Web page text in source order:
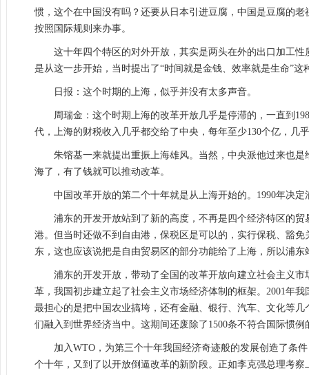
惯，这个在中国没有吗？还要从日本引进豆腐，中国是豆腐的
按照国际规则来办事。
这十年四个特区的对外开放，其实是两头在外的出口加工
是从这一步开始，当时提出了“时间就是金钱、效率就是生命”这
日报：这个时期的上海，似乎并没有太多声音。
周瑞金：这个时期上海的改革开放几乎是停滞的，一直到
代，上海的财税收入几乎都交给了中央，每年至少130个亿，几
朱镕基一来就提出重振上海雄风。当然，中央派他过来也
海了，有了钱就可以推动改革。
中国改革开放的第二个十年就是从上海开始的。1990年决
浦东的开发开放站到了新的高度，不再是四个经济特区的
港。但当时还做不到自由港，保税区是可以的，实行保税、豁
东，这也应该说把是自由贸易区的部分功能给了上海，所以浦
浦东的开发开放，带动了全国的改革开放向建立社会主义
革，我国初步建立起了社会主义市场经济体制的框架。2001年
最担心的是把中国农业搞垮，还有金融、银行、汽车、文化等
们融入到世界经济当中。这期间还废除了1500条不符合国际惯
加入WTO，为第三个十年我国经济奇迹般的发展创造了条
个十年，又到了以开放倒逼改革的新阶段。正如李克强总理考